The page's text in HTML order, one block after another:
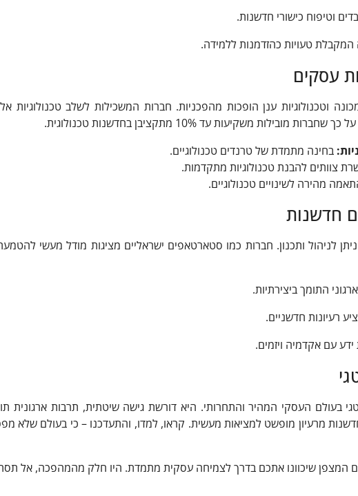
וטיפוח כישורי חדשנות.
המקבלת טעויות כהזדמנות ללמידה.
עסקים
וטכנולוגיות ענן הופכות מהפכניות. חברות המשכילות לשלב טכנולוגיות
משקיעות עד 10% מתקציבן בחדשנות טכנולוגית.
: בחינה מתמדת של טרנדים טכנולוגיים.
צוותים להבנת טכנולוגיות מתקדמות.
מהירה לשינויים טכנולוגיים.
חדשנות
לניהול ותכנון. חברות כמו סטארטאפים ישראליים מציגות מודל מעשי
התומך ביצירתיות.
רעיונות חדשניים.
עם אקדמיה ויזמים.
בעולם העסקי המהיר והתחרותי. היא דורשת גישה שיטתית, תרבות ארגונית
מרעיון מופשט למציאות מעשית. קראו, למדו, והתעדכנו – כי בעולם שלא
המצפן שיכוונו אתכם בדרך לצמיחה עסקית מתמדת. היו חלק מהמהפכה, אל